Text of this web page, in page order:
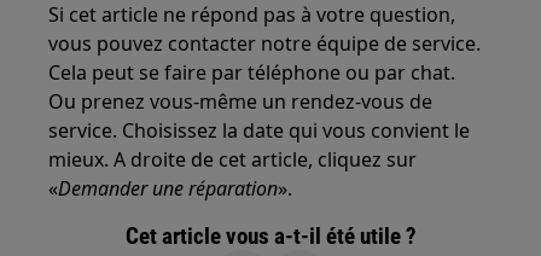
Si cet article ne répond pas à votre question,
vous pouvez contacter notre équipe de service.
Cela peut se faire par téléphone ou par chat.
Ou prenez vous-même un rendez-vous de
service. Choisissez la date qui vous convient le
mieux. A droite de cet article, cliquez sur
«Demander une réparation».
Cet article vous a-t-il été utile ?